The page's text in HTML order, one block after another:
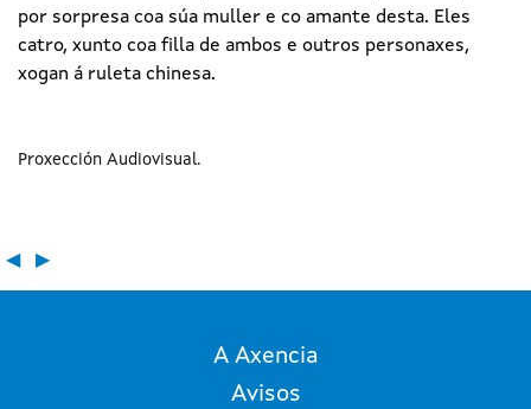
por sorpresa coa súa muller e co amante desta. Eles
catro, xunto coa filla de ambos e outros personaxes,
xogan á ruleta chinesa.
Proxección Audiovisual
◀ ▶
A Axencia
Avisos